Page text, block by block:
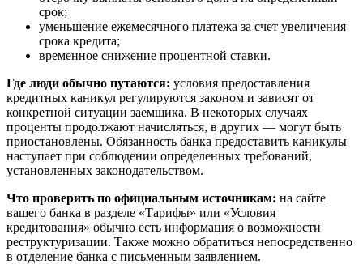
срок;
уменьшение ежемесячного платежа за счет увеличения
срока кредита;
временное снижение процентной ставки.
Где люди обычно путаются: условия предоставления
кредитных каникул регулируются законом и зависят от
конкретной ситуации заемщика. В некоторых случаях
проценты продолжают начисляться, в других — могут быть
приостановлены. Обязанность банка предоставить каникулы
наступает при соблюдении определенных требований,
установленных законодательством.
Что проверить по официальным источникам: на сайте
вашего банка в разделе «Тарифы» или «Условия
кредитования» обычно есть информация о возможности
реструктуризации. Также можно обратиться непосредственно
в отделение банка с письменным заявлением.